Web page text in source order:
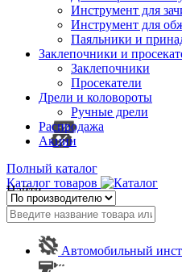
Инструмент для
Инструмент для
Паяльники и
Заклепочники и
Заклепочники
Просекатели
Дрели и коловороты
Ручные дрели
Распродажа
Акции
Полный каталог
Каталог товаров
Найти
Автомобильный